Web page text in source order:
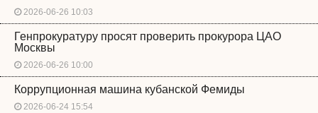
2026-06-26 10:03
Генпрокуратуру просят проверить прокурора ЦАО
Москвы
2026-06-26 10:00
Коррупционная машина кубанской Фемиды
2026-06-24 15:54